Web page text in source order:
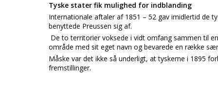
Tyske stater fik mulighed for indblanding
Internationale aftaler af 1851 – 52 gav imidlertid de
benyttede Preussen sig af.
De to territorier voksede i vidt omfang sammen til
område med sit eget navn og bevarede en række
Måske var det ikke så underligt, at tyskerne i 1895
fremstillinger.